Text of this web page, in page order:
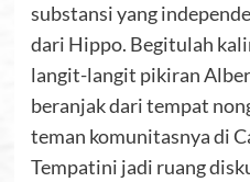
substansi yang
dari Hippo. Begitulah
langit-langit pikiran
beranjak dari tempat
teman komunitasnya di
Tempatini jadi ruang